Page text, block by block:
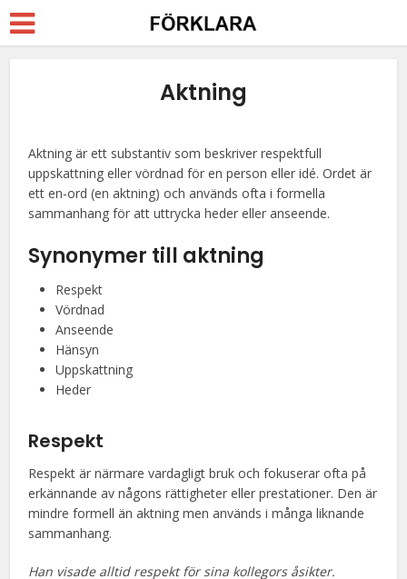
Aktning
Aktning är ett substantiv som beskriver respektfull
uppskattning eller vördnad för en person eller idé. Ordet är
ett en-ord (en aktning) och används ofta i formella
sammanhang för att uttrycka heder eller anseende.
Synonymer till aktning
Respekt
Vördnad
Anseende
Hänsyn
Uppskattning
Heder
Respekt
Respekt är närmare vardagligt bruk och fokuserar ofta på
erkännande av någons rättigheter eller prestationer. Den är
mindre formell än aktning men används i många liknande
sammanhang.
Han visade alltid respekt för sina kollegors åsikter.